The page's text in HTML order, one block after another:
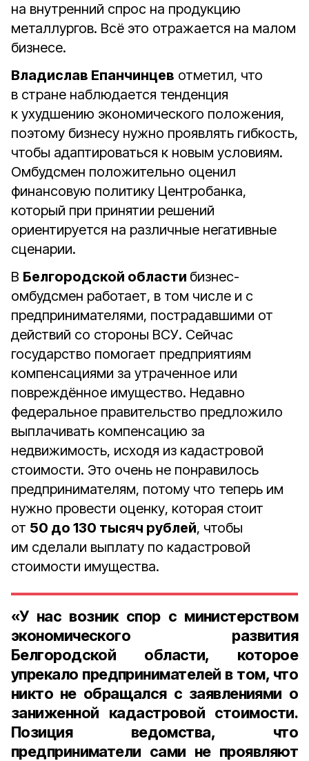
на внутренний спрос на продукцию
металлургов. Всё это отражается на малом
бизнесе.
Владислав Епанчинцев отметил, что
в стране наблюдается тенденция
к ухудшению экономического положения,
поэтому бизнесу нужно проявлять гибкость,
чтобы адаптироваться к новым условиям.
Омбудсмен положительно оценил
финансовую политику Центробанка,
который при принятии решений
ориентируется на различные негативные
сценарии.
В Белгородской области бизнес-
омбудсмен работает, в том числе и с
предпринимателями, пострадавшими от
действий со стороны ВСУ. Сейчас
государство помогает предприятиям
компенсациями за утраченное или
повреждённое имущество. Недавно
федеральное правительство предложило
выплачивать компенсацию за
недвижимость, исходя из кадастровой
стоимости. Это очень не понравилось
предпринимателям, потому что теперь им
нужно провести оценку, которая стоит
от 50 до 130 тысяч рублей, чтобы
им сделали выплату по кадастровой
стоимости имущества.
«У нас возник спор с министерством
экономического развития
Белгородской области, которое
упрекало предпринимателей в том, что
никто не обращался с заявлениями о
заниженной кадастровой стоимости.
Позиция ведомства, что
предприниматели сами не проявляют